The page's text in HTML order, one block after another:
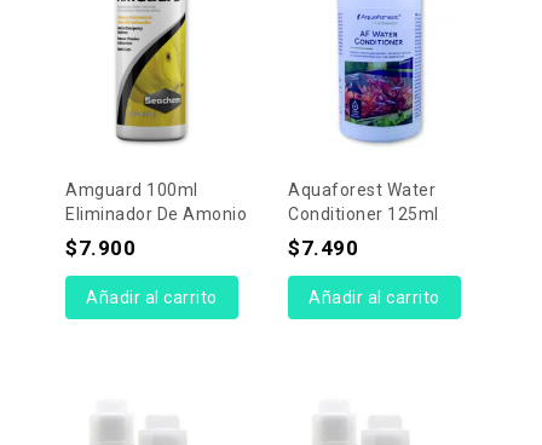
Amguard 100ml
Eliminador De Amonio
$7.900
Añadir al carrito
Aquaforest Water
Conditioner 125ml
$7.490
Añadir al carrito